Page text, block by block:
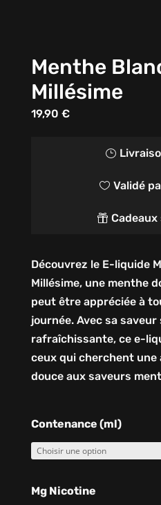
Menthe
Millésime
19,90 €
}
 Validé

Découvrez le E-liquide
Millésime, une menthe
peut être appréciée à
journée. Avec sa
rafraîchissante, ce e-
ceux qui cherchent
douce aux saveurs
Contenance (ml)
Mg Nicotine